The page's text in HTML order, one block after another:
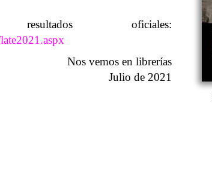
oficiales:
Nos vemos en librerías
Julio de 2021